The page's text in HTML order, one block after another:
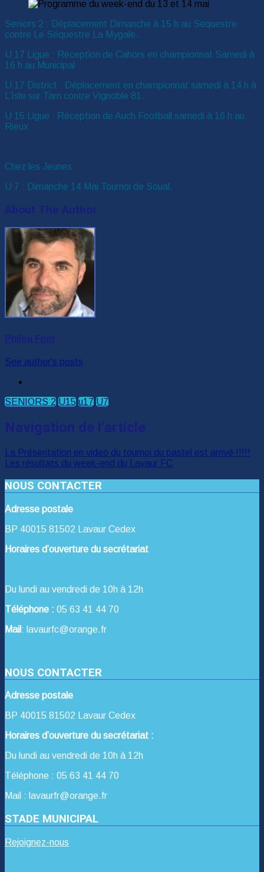
Seniors 2 : Déplacement Dimanche à 15 h au Sequestre
contre Le Séquestre La Mygale.
U 17 Ligue : Réception de Cahors en championnat Samedi à
16 h au Municipal
U 17 District : Déplacement en championnat samedi à 14 h à
L’Isle sur Tarn contre Vignoble 81.
U 15 Ligue : Réception de Auch Football samedi à 16 h au
Rieux
Chez les Jeunes
U 7 : Dimanche 14 Mai Tournoi de Soual.
About The Author
Philou Font
See author's posts
SENIORS 2 U15 u17 U7
Navigation de l’article
La Présentation en video du tournoi du pastel est arrivé !!!!!
Les résultats du week-end du Lavaur FC
NOUS CONTACTER
Adresse postale
BP 40015 81502 Lavaur Cedex
Horaires d’ouverture du secrétariat
Du lundi au vendredi de 10h à 12h
Téléphone : 05 63 41 44 70
Mail : lavaurfc@orange.fr
NOUS CONTACTER
Adresse postale
BP 40015 81502 Lavaur Cedex
Horaires d’ouverture du secrétariat :
Du lundi au vendredi de 10h à 12h
Téléphone : 05 63 41 44 70
Mail : lavaurfr@orange.fr
STADE MUNICIPAL
Rejoignez-nous